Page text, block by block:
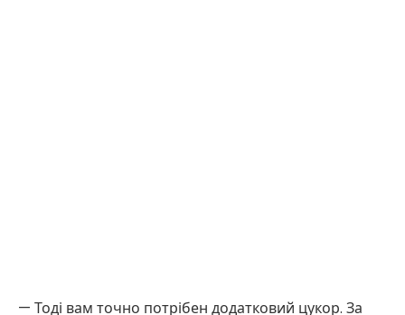
— Тоді вам точно потрібен додатковий цукор. За